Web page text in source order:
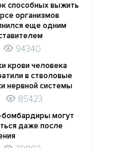
способных выжить
организмов
еще одним
94340
крови человека
в стволовые
нервной системы
85423
могут
даже после